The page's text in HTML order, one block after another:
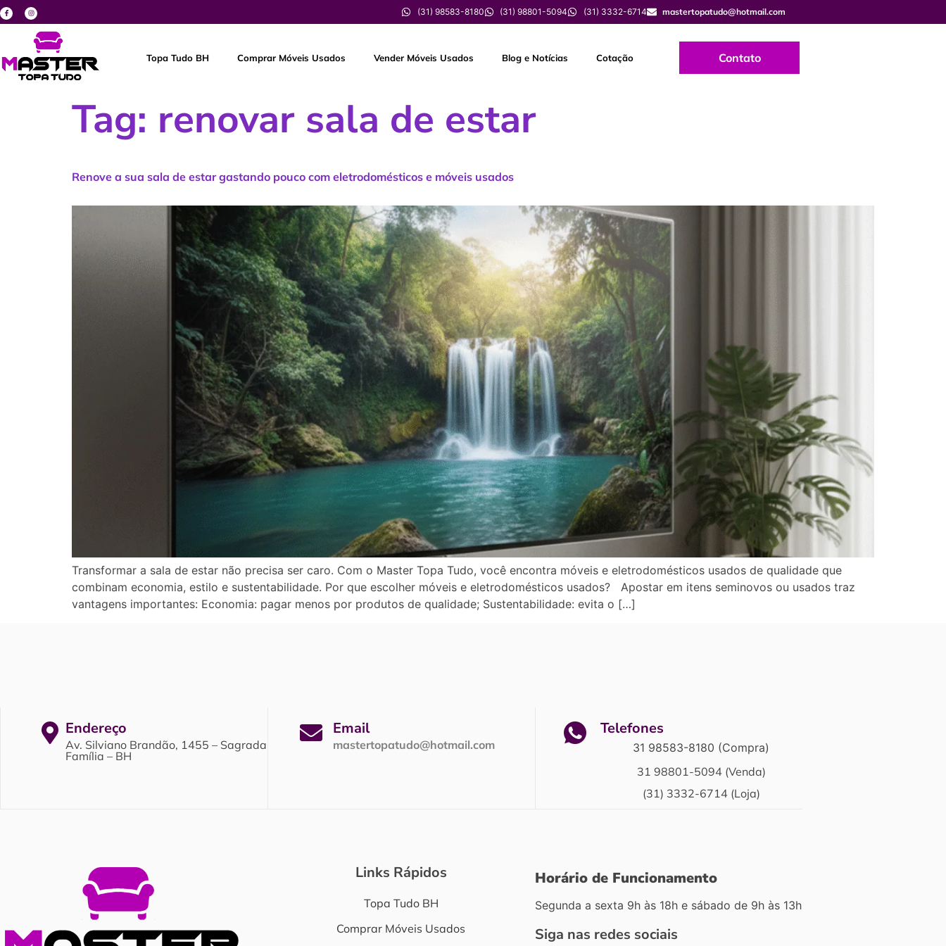
(31) 98583-8180 (31) 98801-5094 (31) 3332-6714 mastertopatudo@hotmail.com
Topa Tudo BH Comprar Móveis Usados Vender Móveis Usados Blog e Notícias Cotação Contato
Tag: renovar sala de estar
Renove a sua sala de estar gastando pouco com eletrodomésticos e móveis usados
Transformar a sala de estar não precisa ser caro. Com o Master Topa Tudo, você encontra móveis e eletrodomésticos usados de qualidade que
combinam economia, estilo e sustentabilidade. Por que escolher móveis e eletrodomésticos usados? Apostar em itens seminovos ou usados traz
vantagens importantes: Economia: pagar menos por produtos de qualidade; Sustentabilidade: evita o […]
Endereço
Av. Silviano Brandão, 1455 – Sagrada
Família – BH
Email
mastertopatudo@hotmail.com
Telefones
31 98583-8180 (Compra)
31 98801-5094 (Venda)
(31) 3332-6714 (Loja)
Links Rápidos
Topa Tudo BH
Comprar Móveis Usados
Horário de Funcionamento
Segunda a sexta 9h às 18h e sábado de 9h às 13h
Siga nas redes sociais